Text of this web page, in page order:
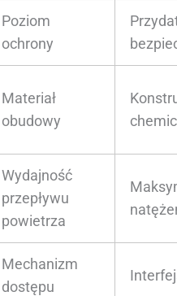
Poziom
ochrony
Materiał
obudowy
Wydajność
przepływu
powietrza
Mechanizm
dostępu